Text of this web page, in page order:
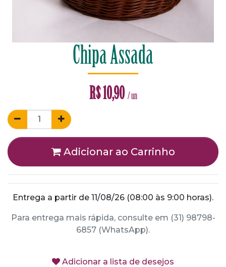
Chipa Assada
R$10,90 / un
Adicionar ao Carrinho
Entrega a partir de 11/08/26 (08:00 às 9:00 horas).
Para entrega mais rápida, consulte em (31) 98798-
6857 (WhatsApp).
Adicionar a lista de desejos